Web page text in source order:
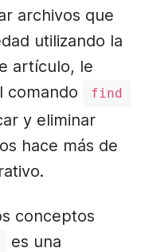
archivos que
utilizando la
artículo, le
comando
find
y eliminar
hace más de
conceptos
es una